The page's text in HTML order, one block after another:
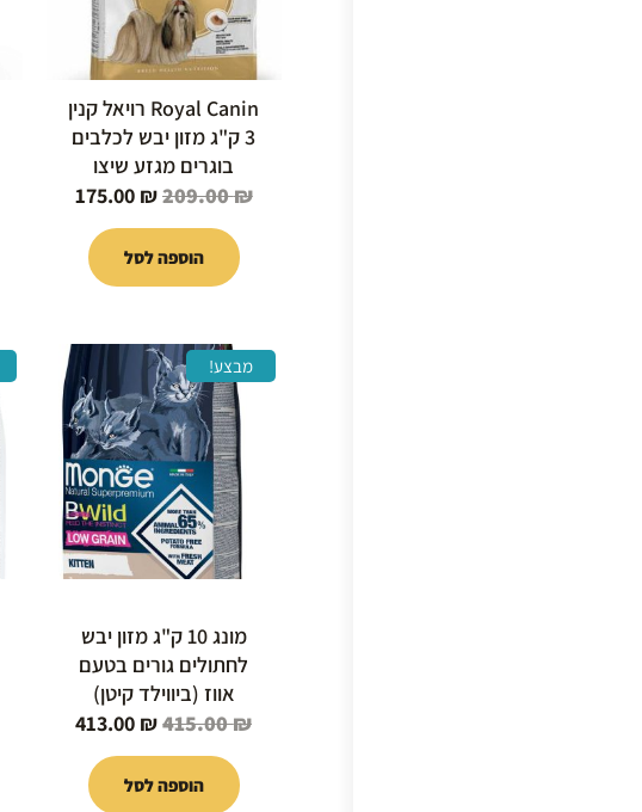
Royal Canin רויאל קנין
3 ק"ג מזון יבש לכלבים
בוגרים מגזע שיצו
209.00₪
175.00 ₪
הוספה לסל
מבצע!
מונג 10 ק"ג מזון יבש
לחתולים גורים בטעם
אווז (ביווילד קיטן)
415.00₪
המחיר
המקורי
היה:
415.00 ₪.
413.00 ₪
המחיר
הנוכחי
הוא:
413.00 ₪.
הוספה לסל